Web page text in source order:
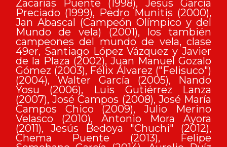
Zacarías Puente (1998), Jesús García
Preciado (1999), Pedro Munitis (2000),
Jan Abascal (Campeón Olímpico y del
Mundo de vela) (2001), los también
campeones del mundo de vela, clase
49er, Santiago López Vázquez y Javier
de la Plaza (2002), Juan Manuel Gozalo
Gómez (2003), Félix Álvarez ("Felisuco")
(2004), Walter García (2005), Nando
Yosu (2006), Luis Gutiérrez Lanza
(2007), José Campos (2008), José María
Campos Chico (2009), Julio Merino
Velasco (2010), Antonio Mora Ayora
(2011), Jesús Bedoya "Chuchi" (2012),
Chema Puente (2013), Felipe